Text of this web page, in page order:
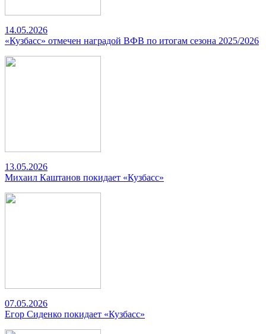
14.05.2026
«Кузбасс» отмечен наградой ВФВ по итогам сезона 2025/2026
13.05.2026
Михаил Каштанов покидает «Кузбасс»
07.05.2026
Егор Сиденко покидает «Кузбасс»